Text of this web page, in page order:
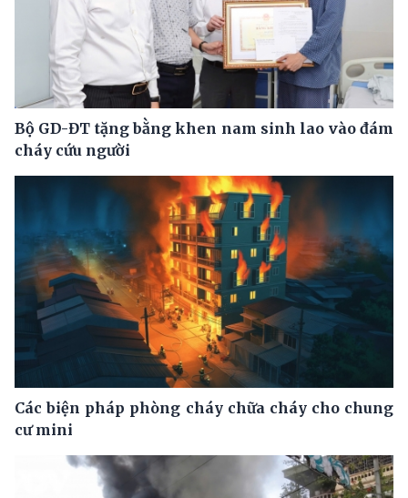
Bộ GD-ĐT tặng bằng khen nam sinh lao vào đám
cháy cứu người
Các biện pháp phòng cháy chữa cháy cho chung
cư mini